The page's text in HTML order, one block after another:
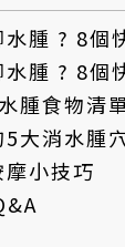
腫 ? 8個
腫 ? 8個
腫食物清
大消水腫
小技巧